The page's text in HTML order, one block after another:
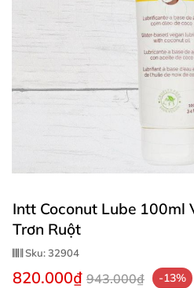
Intt Coconut Lube 100ml
Trơn Ruột
Sku:32904
820.000₫ 943.000₫ -13%